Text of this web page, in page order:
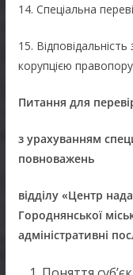
14. Спеціальна
15. Відповідальність
корупцією
Питання для
з урахуванням
повноважень
відділу «Центр
Городнянської
адміністративні